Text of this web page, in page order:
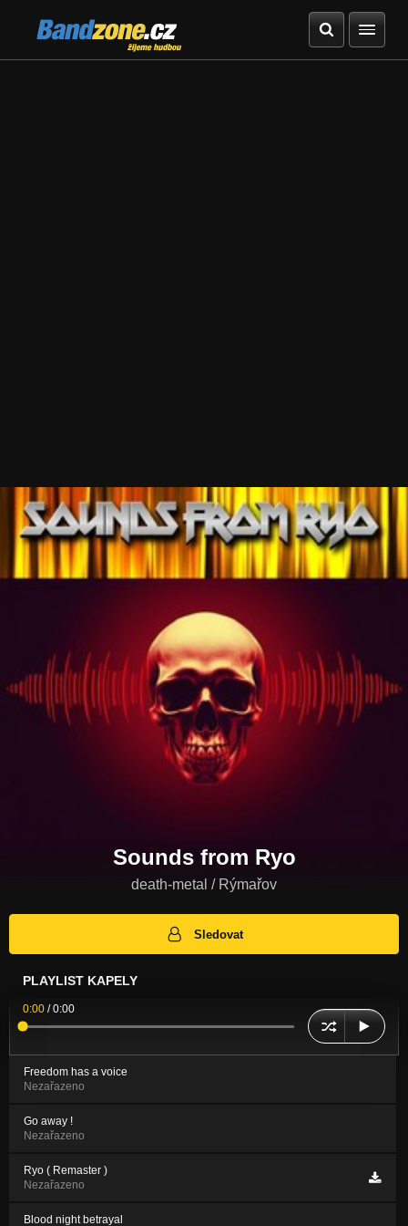
Bandzone.cz
žijeme hudbou
Sounds from Ryo
death-metal / Rýmařov
Sledovat
PLAYLIST KAPELY
0:00 /0:00
Freedom has a voice
Nezařazeno
Go away !
Nezařazeno
Ryo ( Remaster )
Nezařazeno
Blood night betrayal